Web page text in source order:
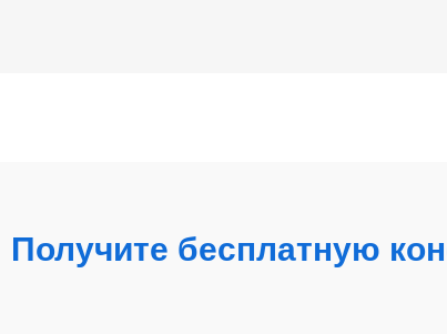
Получите бесплатную